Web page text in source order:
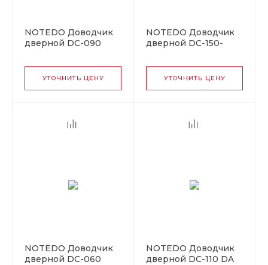
NOTEDO Доводчик
дверной DC-090
серый (10)
УТОЧНИТЬ ЦЕНУ
NOTEDO Доводчик
дверной DC-150-
150кг бронза (10)
УТОЧНИТЬ ЦЕНУ
NOTEDO Доводчик
дверной DC-060
NOTEDO Доводчик
дверной DC-110 DA